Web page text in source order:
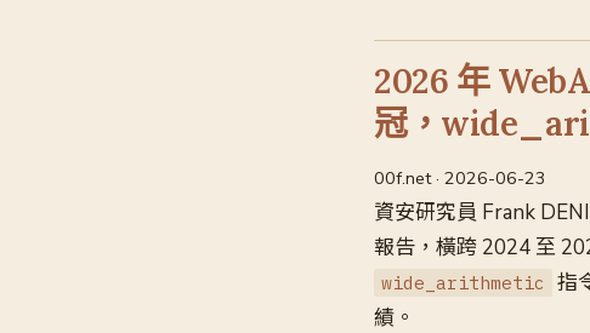
2026 年
冠，
00f.net · 2026-06-23
資安研究員 Frank
報告，橫跨 2024 至
wide_arithmetic
指
績。